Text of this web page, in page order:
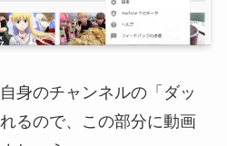
身のチャンネルの「ダッ
るので、この部分に動画